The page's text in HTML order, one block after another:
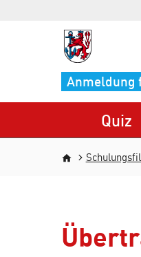
Anmeldung
Quiz